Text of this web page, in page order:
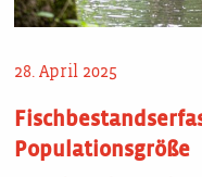
28. April 2025
Populationsgröße